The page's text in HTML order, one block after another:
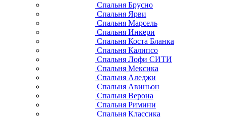
Спальня Брусно
Спальня Ярви
Спальня Марсель
Спальня Инкери
Спальня Коста Бланка
Спальня Калипсо
Спальня Лофи СИТИ
Спальня Мексика
Спальня Аледжи
Спальня Авиньон
Спальня Верона
Спальня Римини
Спальня Классика